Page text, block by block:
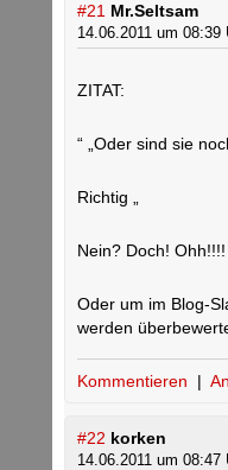
#21 Mr.Seltsam
14.06.2011 um 08:39
ZITAT:
“ „Oder sind sie
Richtig „
Nein? Doch! Ohh!!!!
Oder um im Blog-
werden
Kommentieren |
#22 korken
14.06.2011 um 08:47